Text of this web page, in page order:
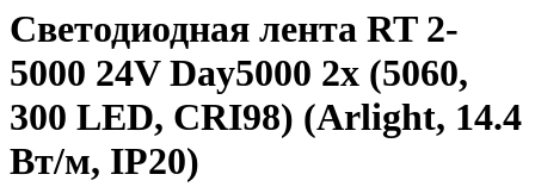
Светодиодная лента RT 2-
5000 24V Day5000 2x (5060,
300 LED, CRI98) (Arlight, 14.4
Вт/м, IP20)